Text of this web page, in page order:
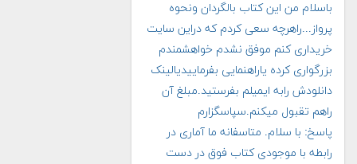
باسلام من این کتاب بالگردان ونحوه
پرواز...راهرچه سعی کردم که دراین سایت
خریداری کنم موفق نشدم خواهشمندم
بزرگواری کرده یاراهنمایی بفرماییدیالینک
دانلودش رابه ایمیلم بفرستید.مبلغ آن
راهم تقبول میکنم.سپاسگزارم
پاسخ: با سلام. متاسفانه ما آماری در
رابطه با موجودی کتاب فوق در دست